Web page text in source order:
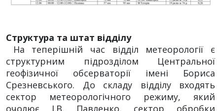
Структура та штат відділу
На теперішній час відділ метеорології є
структурним підрозділом Центральної
геофізичної обсерваторії імені Бориса
Срезневського. До складу відділу входять
сектор метеорологічного режиму, який
очолює І.В. Павленко, сектор обробки